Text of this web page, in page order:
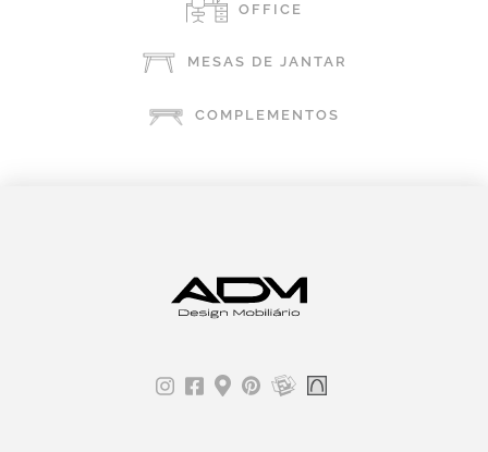
OFFICE
MESAS DE JANTAR
COMPLEMENTOS